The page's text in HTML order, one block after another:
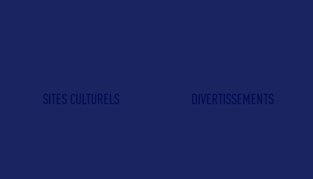
SITES CULTURELS DIVERTISSEMENTS